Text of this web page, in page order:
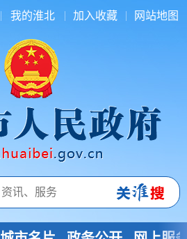
我的淮北 加入收藏 网站地图